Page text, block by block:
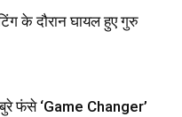
के दौरान घायल हुए गुरु
बुरे फंसे ‘Game Changer’